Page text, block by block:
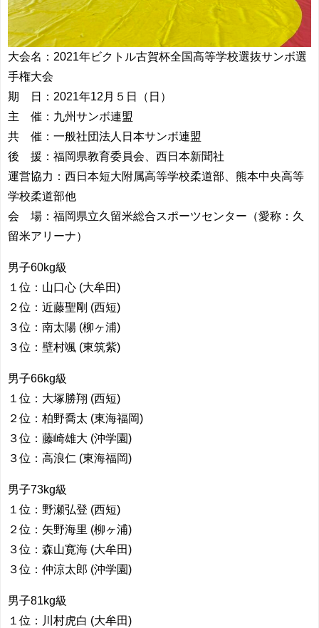
大会名：2021年ビクトル古賀杯全国高等学校選抜サンボ選
手権大会
期 日：2021年12月５日（日）
主 催：九州サンボ連盟
共 催：一般社団法人日本サンボ連盟
後 援：福岡県教育委員会、西日本新聞社
運営協力：西日本短大附属高等学校柔道部、熊本中央高等
学校柔道部他
会 場：福岡県立久留米総合スポーツセンター（愛称：久
留米アリーナ）
男子60kg級
１位：山口心 (大牟田)
２位：近藤聖剛 (西短)
３位：南太陽 (柳ヶ浦)
３位：壁村颯 (東筑紫)
男子66kg級
１位：大塚勝翔 (西短)
２位：柏野喬太 (東海福岡)
３位：藤崎雄大 (沖学園)
３位：高浪仁 (東海福岡)
男子73kg級
１位：野瀬弘登 (西短)
２位：矢野海里 (柳ヶ浦)
３位：森山寛海 (大牟田)
３位：仲涼太郎 (沖学園)
男子81kg級
１位：川村虎白 (大牟田)